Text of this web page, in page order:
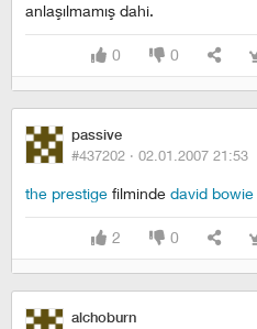
anlaşılmamış dahi.
0 0
passive
#437202 · 02.01.2007 21:53
the prestige filminde david bowie
2 0
alchoburn